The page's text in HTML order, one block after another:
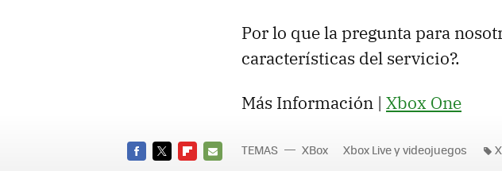
Por lo que la pregunta para
características del servicio?.
Más Información | Xbox One
TEMAS XBox Xbox Live y videojuegos